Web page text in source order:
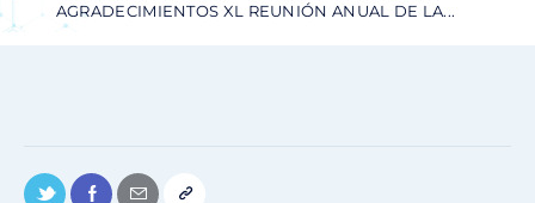
AGRADECIMIENTOS XL REUNIÓN ANUAL DE LA...